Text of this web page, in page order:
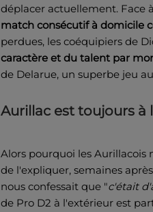
déplacer actuellement. Face
match consécutif à domicile
perdues, les coéquipiers de
caractère et du talent par
de Delarue, un superbe jeu
Aurillac est toujours à
Alors pourquoi les Aurillacois
de l'expliquer, semaines
nous confessait que "c'était
de Pro D2 à l'extérieur est